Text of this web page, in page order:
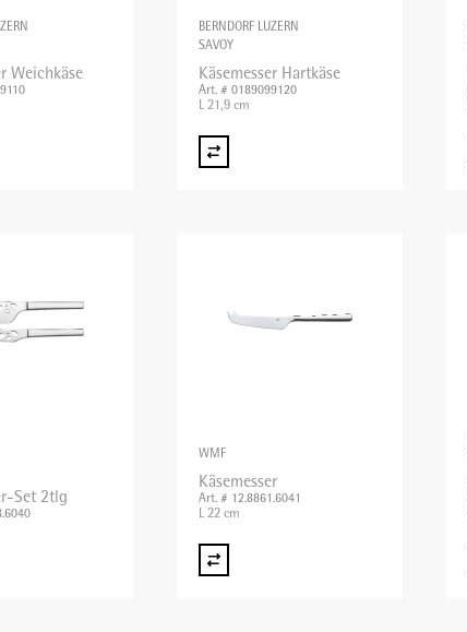
Weichkäse
BERNDORF LUZERN
SAVOY
Käsemesser Hartkäse
Art. # 0189099120
L 21,9 cm
Set 2tlg
WMF
Käsemesser
Art. # 12.8861.6041
L 22 cm